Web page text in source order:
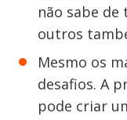
não sabe
outros
Mesmo os
desafios. A
pode criar